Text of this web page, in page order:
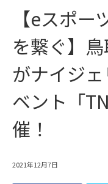
【eスポ
を繋ぐ】
がナイジ
ベント「
催！
2021年12月7日